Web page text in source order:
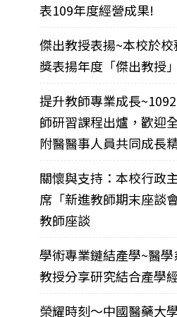
表109年度經營成果!
傑出教授表揚~本校於
獎表揚年度「傑出教授
提升教師專業成長
師研習課程出爐，歡迎
附醫醫事人員共同成長
關懷與支持：本校行政
席「新進教師期末座談
教師座談
學術專業鏈結產學~醫
教授分享研究結合產學
榮耀時刻～中國醫藥大